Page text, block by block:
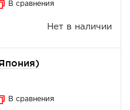
В сравнения
Нет в наличии
В сравнения